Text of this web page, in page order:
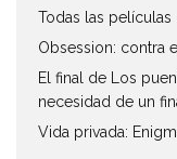
Todas las películas
Obsession: contra
El final de Los
necesidad de un
Vida privada: